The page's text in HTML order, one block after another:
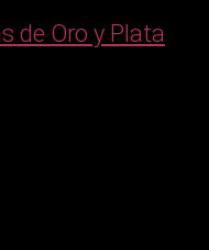
de Oro y Plata